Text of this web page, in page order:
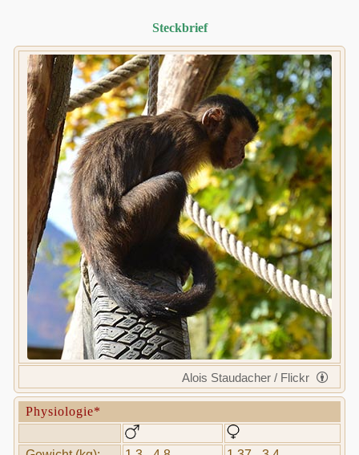
Steckbrief
Alois Staudacher / Flickr
Physiologie*